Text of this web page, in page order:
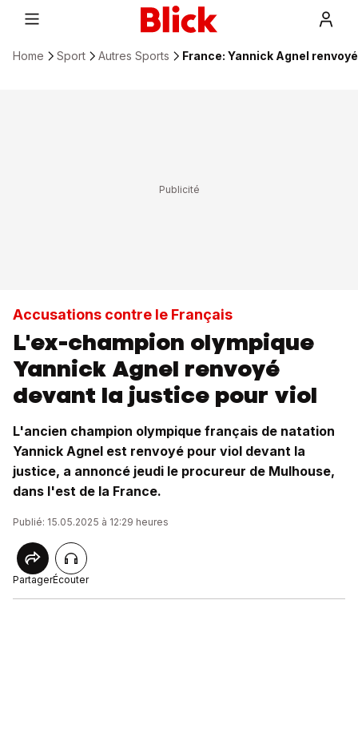
Home Sport Autres Sports France: Yannick Agnel
Accusations contre le Français
L'ex-champion olympique
Yannick Agnel renvoyé
devant la justice pour viol
L'ancien champion olympique français de natation
Yannick Agnel est renvoyé pour viol devant la
justice, a annoncé jeudi le procureur de Mulhouse,
dans l'est de la France.
Publié: 15.05.2025 à 12:29 heures
PartagerÉcouter